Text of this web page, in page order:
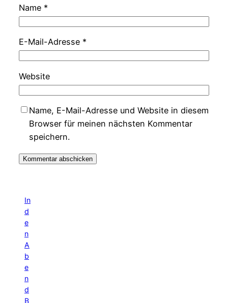
Name *
E-Mail-Adresse *
Website
Name, E-Mail-Adresse und Website in diesem
Browser für meinen nächsten Kommentar
speichern.
In
d
e
n
A
b
e
n
d
B